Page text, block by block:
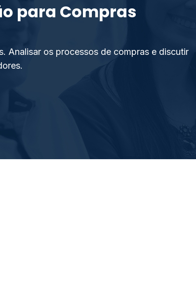
para Compras
Analisar os processos de compras e discutir